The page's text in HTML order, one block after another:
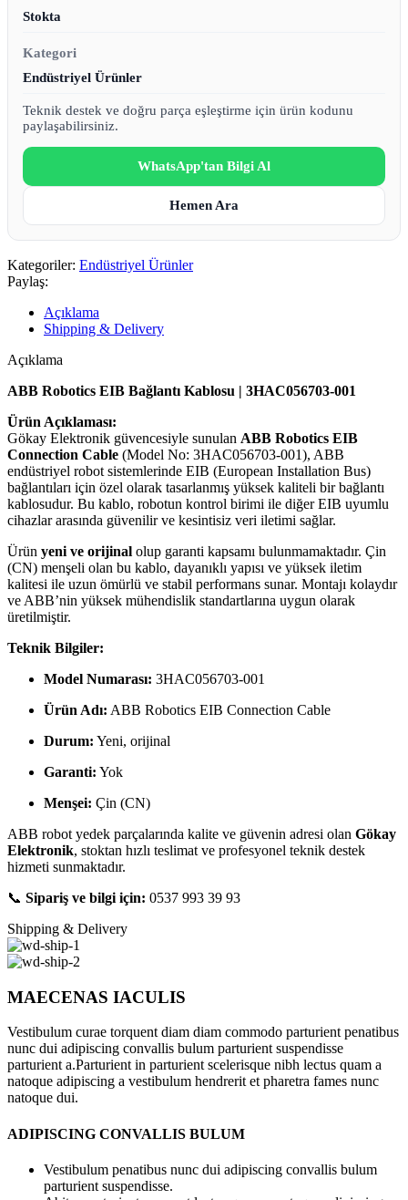
Stokta
Kategori
Endüstriyel Ürünler
Teknik destek ve doğru parça eşleştirme için ürün kodunu
paylaşabilirsiniz.
WhatsApp'tan Bilgi Al
Hemen Ara
Kategoriler: Endüstriyel Ürünler
Paylaş:
Açıklama
Shipping & Delivery
Açıklama
ABB Robotics EIB Bağlantı Kablosu | 3HAC056703-001
Ürün Açıklaması:
Gökay Elektronik güvencesiyle sunulan ABB Robotics EIB
Connection Cable (Model No: 3HAC056703-001), ABB
endüstriyel robot sistemlerinde EIB (European Installation Bus)
bağlantıları için özel olarak tasarlanmış yüksek kaliteli bir bağlantı
kablosudur. Bu kablo, robotun kontrol birimi ile diğer EIB uyumlu
cihazlar arasında güvenilir ve kesintisiz veri iletimi sağlar.
Ürün yeni ve orijinal olup garanti kapsamı bulunmamaktadır. Çin
(CN) menşeli olan bu kablo, dayanıklı yapısı ve yüksek iletim
kalitesi ile uzun ömürlü ve stabil performans sunar. Montajı kolaydır
ve ABB’nin yüksek mühendislik standartlarına uygun olarak
üretilmiştir.
Teknik Bilgiler:
Model Numarası: 3HAC056703-001
Ürün Adı: ABB Robotics EIB Connection Cable
Durum: Yeni, orijinal
Garanti: Yok
Menşei: Çin (CN)
ABB robot yedek parçalarında kalite ve güvenin adresi olan Gökay
Elektronik, stoktan hızlı teslimat ve profesyonel teknik destek
hizmeti sunmaktadır.
📞 Sipariş ve bilgi için: 0537 993 39 93
Shipping & Delivery
MAECENAS IACULIS
Vestibulum curae torquent diam diam commodo parturient penatibus
nunc dui adipiscing convallis bulum parturient suspendisse
parturient a.Parturient in parturient scelerisque nibh lectus quam a
natoque adipiscing a vestibulum hendrerit et pharetra fames nunc
natoque dui.
ADIPISCING CONVALLIS BULUM
Vestibulum penatibus nunc dui adipiscing convallis bulum
parturient suspendisse.